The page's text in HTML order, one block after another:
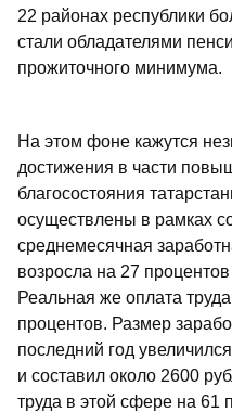
22 районах республики
стали обладателями
прожиточного минимума.
На этом фоне кажутся
достижения в части
благосостояния
осуществлены в рамках
среднемесячная
возросла на 27
Реальная же оплата
процентов. Размер
последний год
и составил около 2600
труда в этой сфере на 61